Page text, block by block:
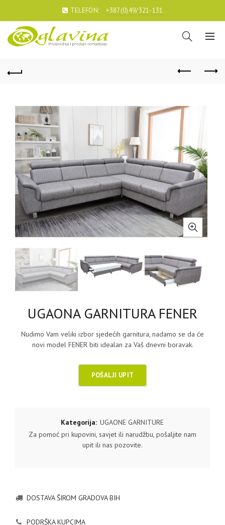
TELEFON: +387(0)49/321-131
UGAONA GARNITURA FENER
Nudimo Vam veliki izbor sjedećih garnitura, nadamo se da će
novi model FENER biti idealan za Vaš dnevni boravak.
Kategorija: UGAONE GARNITURE
Za pomoć pri kupovini, savjet ili narudžbu, pošaljite nam
upit ili nas pozovite.
DOSTAVA ŠIROM GRADOVA BIH
PODRŠKA KUPCIMA